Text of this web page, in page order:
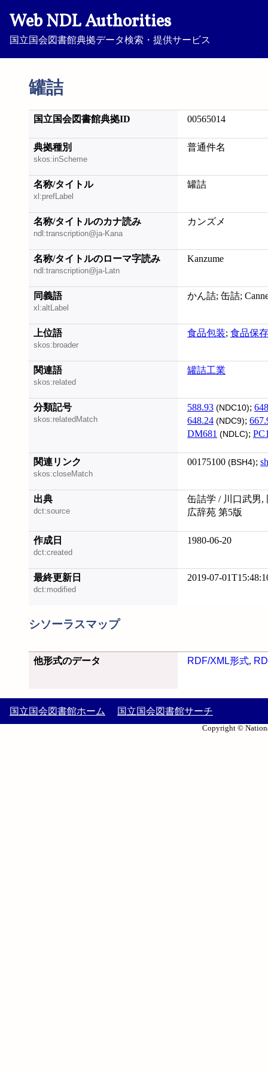
Web NDL Authorities
国立国会図書館典拠データ検索・提供サービス
罐詰
国立国会図書館典拠ID 00565014
典拠種別
skos:inScheme
普通件名
名称/タイトル
xl:prefLabel
罐詰
名称/タイトルのカナ読み
ndl:transcription@ja-Kana
カンズメ
名称/タイトルのローマ字読み
ndl:transcription@ja-Latn
Kanzume
同義語
xl:altLabel
かん詰; 缶詰;
上位語
skos:broader
食品包装; 食品保存
関連語
skos:related
罐詰工業
分類記号
skos:relatedMatch
588.93 (NDC10);
648.24 (NDC9);
DM681 (NDLC);
関連リンク
skos:closeMatch
00175100 (BSH4);
出典
dct:source
缶詰学 / 川口武男,
広辞苑 第5版
作成日
dct:created
1980-06-20
最終更新日
dct:modified
2019-07-
シソーラスマップ
他形式のデータ RDF/XML形式,
国立国会図書館ホーム 国立国会図書館サーチ
Copyright ©